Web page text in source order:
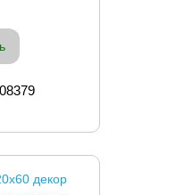
декор